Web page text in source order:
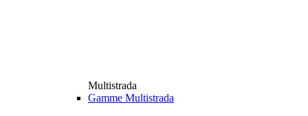
Multistrada
Gamme Multistrada